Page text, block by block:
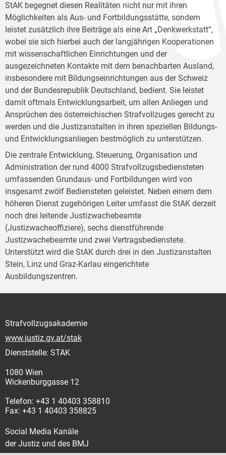
StAK begegnet diesen Realitäten nicht nur mit ihren
Möglichkeiten als Aus- und Fortbildungsstätte, sondern
leistet zusätzlich ihre Beiträge als eine Art „Denkwerkstatt“,
wobei sie sich hierbei auch der langjährigen Kooperationen
mit wissenschaftlichen Einrichtungen und der
ausgezeichneten Kontakte mit dem benachbarten Ausland,
insbesondere mit Bildungseinrichtungen aus der Schweiz
und der Bundesrepublik Deutschland, bedient. Sie leistet
damit oftmals Entwicklungsarbeit, um allen Anliegen und
Ansprüchen des österreichischen Strafvollzuges gerecht zu
werden und die Justizanstalten in ihren speziellen Bildungs-
und Entwicklungsanliegen bestmöglich zu unterstützen.
Die zentrale Entwicklung, Steuerung, Organisation und
Administration der rund 4000 Strafvollzugsbediensteten
umfassenden Grundaus- und Fortbildungen wird von
insgesamt zwölf Bediensteten geleistet. Neben einem dem
höheren Dienst zugehörigen Leiter umfasst die StAK derzeit
noch drei leitende Justizwachebeamte
(Justizwacheoffiziere), sechs dienstführende
Justizwachebeamte und zwei Vertragsbedienstete.
Unterstützt wird die StAK durch drei in den Justizanstalten
Stein, Linz und Graz-Karlau eingerichtete
Ausbildungszentren.
Strafvollzugsakademie
www.justiz.gv.at/stak
Dienststelle: STAK
1080 Wien
Wickenburggasse 12
Telefon: +43 1 40403 358810
Fax: +43 1 40403 358825
Social Media Kanäle
der Justiz und des BMJ